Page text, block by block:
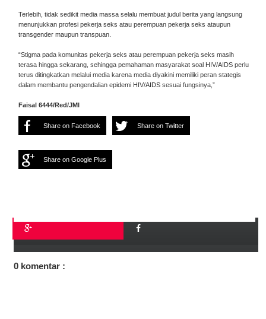
Terlebih, tidak sedikit media massa selalu membuat judul berita yang langsung
menunjukkan profesi pekerja seks atau perempuan pekerja seks ataupun
transgender maupun transpuan.
“Stigma pada komunitas pekerja seks atau perempuan pekerja seks masih
terasa hingga sekarang, sehingga pemahaman masyarakat soal HIV/AIDS perlu
terus ditingkatkan melalui media karena media diyakini memiliki peran stategis
dalam membantu pengendalian epidemi HIV/AIDS sesuai fungsinya,”
Faisal 6444/Red/JMI
Share on Facebook Share on Twitter
Share on Google Plus
0 komentar :